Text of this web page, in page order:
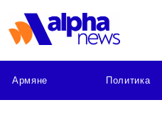
Армяне Политика